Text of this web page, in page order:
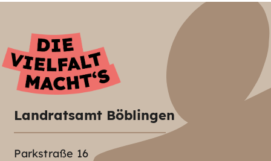
Landratsamt Böblingen
Parkstraße 16